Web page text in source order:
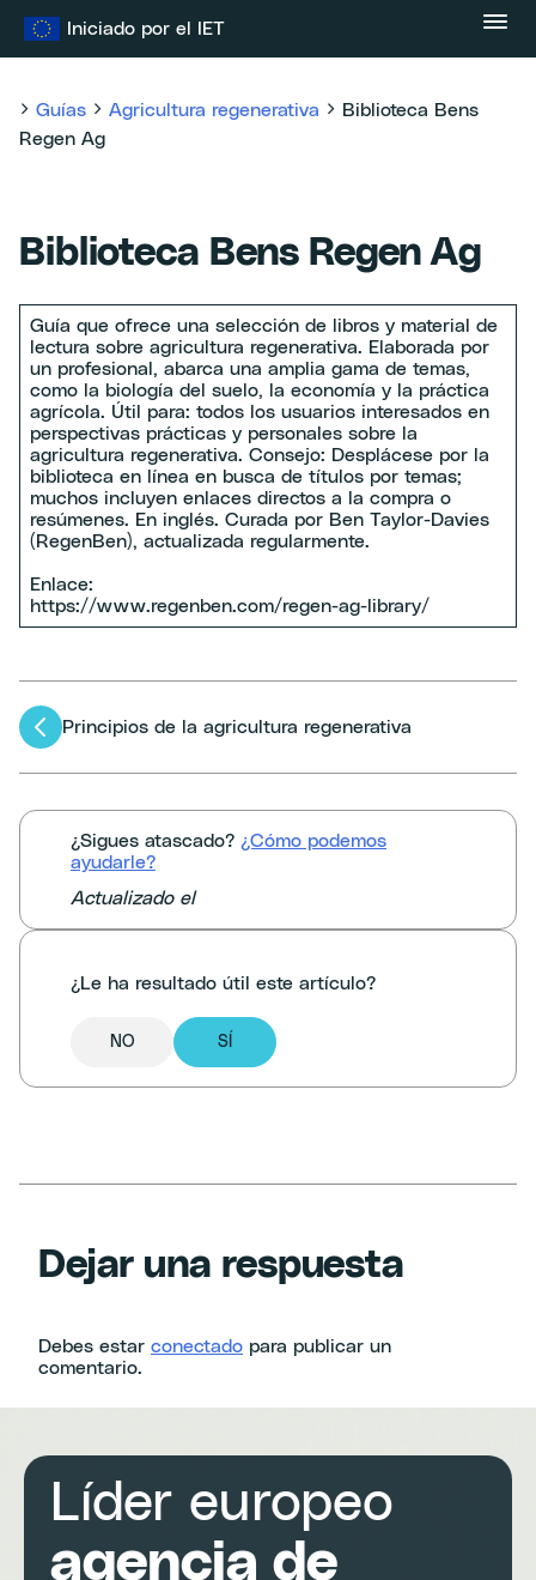
Iniciado por el IET
Guías Agricultura regenerativa
Biblioteca Bens
Regen Ag
Biblioteca Bens Regen Ag
Guía que ofrece una selección de libros y material de
lectura sobre agricultura regenerativa. Elaborada por
un profesional, abarca una amplia gama de temas,
como la biología del suelo, la economía y la práctica
agrícola. Útil para: todos los usuarios interesados en
perspectivas prácticas y personales sobre la
agricultura regenerativa. Consejo: Desplácese por la
biblioteca en línea en busca de títulos por temas;
muchos incluyen enlaces directos a la compra o
resúmenes. En inglés. Curada por Ben Taylor-Davies
(RegenBen), actualizada regularmente.
Enlace:
https://www.regenben.com/regen-ag-library/
Artículos
navegación
Principios de la agricultura regenerativa
¿Sigues atascado? ¿Cómo podemos
ayudarle?
Actualizado el
¿Le ha resultado útil este artículo?
NO SÍ
Dejar una respuesta
Debes estar conectado para publicar un
comentario.
Líder europeo
agencia de